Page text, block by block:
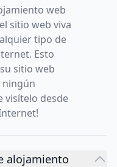
web
sitio web viva
tipo de
Esto
sitio web
ningún
visítelo desde
alojamiento